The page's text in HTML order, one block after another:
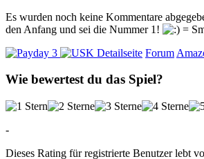
Es wurden noch keine Kommentare
den Anfang und sei die Nummer 1!
Detailseite Forum
Wie bewertest du das Spiel?
-
Dieses Rating für registrierte Benutzer lebt